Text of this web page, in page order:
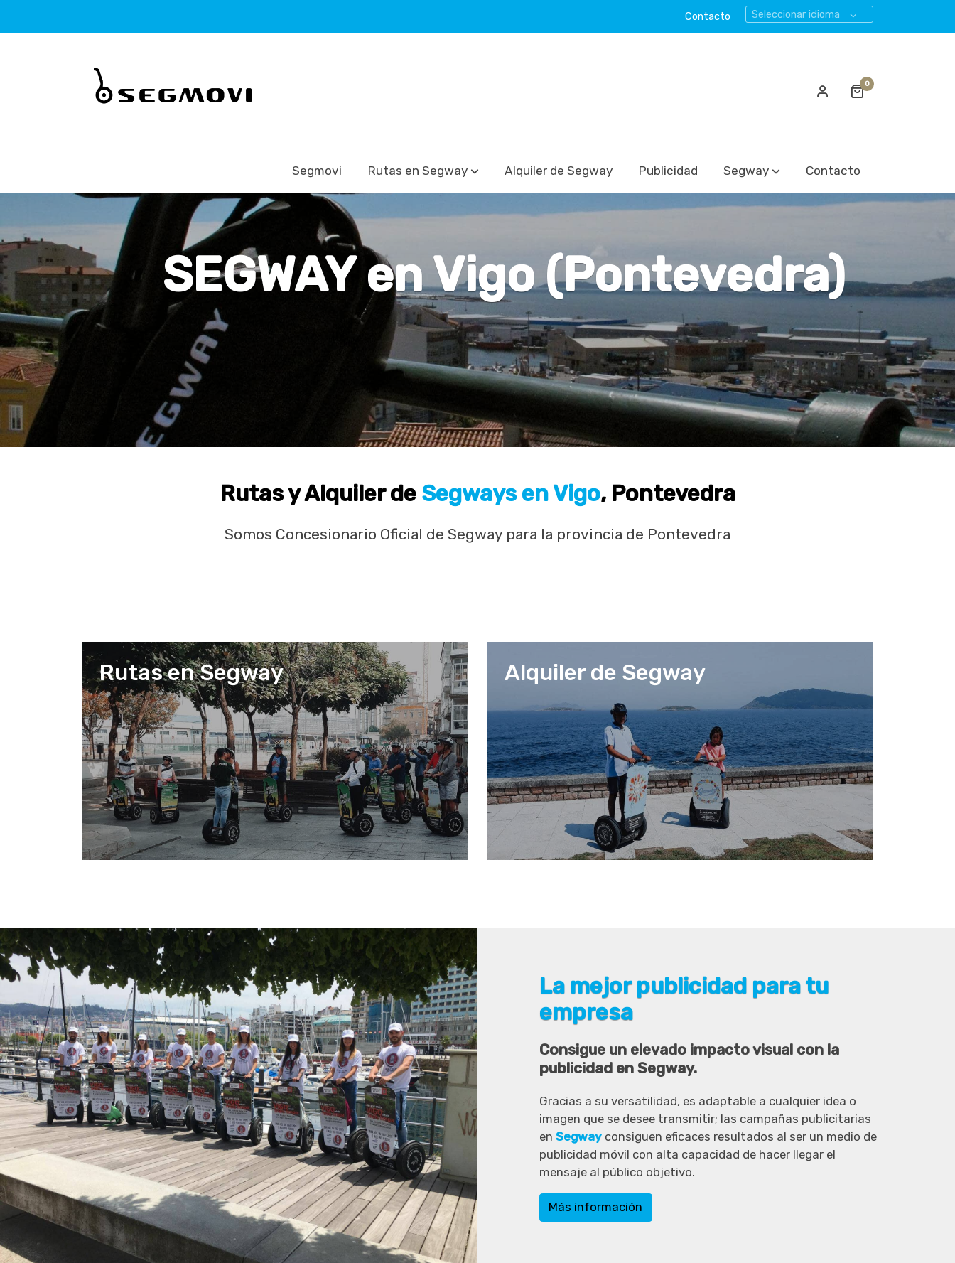
Contacto Seleccionar idioma
0
Segmovi Rutas en Segway Alquiler de Segway Publicidad Segway Contacto
SEGWAY en Vigo (Pontevedra)
Rutas y Alquiler de Segways en Vigo, Pontevedra
Somos Concesionario Oficial de Segway para la provincia de Pontevedra
Rutas en Segway Alquiler de Segway
La mejor publicidad para tu
empresa
Consigue un elevado impacto visual con la
publicidad en Segway.
Gracias a su versatilidad, es adaptable a cualquier idea o
imagen que se desee transmitir; las campañas publicitarias
en Segwayconsiguen eficaces resultados al ser un medio de
publicidad móvil con alta capacidad de hacer llegar el
mensaje al público objetivo.
Más información